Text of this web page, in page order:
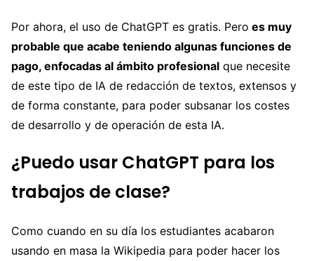
Por ahora, el uso de ChatGPT es gratis. Pero es muy
probable que acabe teniendo algunas funciones de
pago, enfocadas al ámbito profesional que necesite
de este tipo de IA de redacción de textos, extensos y
de forma constante, para poder subsanar los costes
de desarrollo y de operación de esta IA.
¿Puedo usar ChatGPT para los
trabajos de clase?
Como cuando en su día los estudiantes acabaron
usando en masa la Wikipedia para poder hacer los